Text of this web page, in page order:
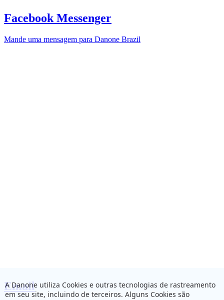
Facebook Messenger
Mande uma mensagem para Danone Brazil
Email
A Danone utiliza Cookies e outras tecnologias de rastreamento
em seu site, incluindo de terceiros. Alguns Cookies são